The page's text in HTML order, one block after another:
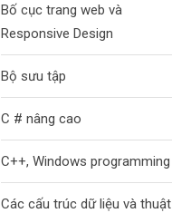
Bố cục trang web và
Responsive Design
Bộ sưu tập
C # nâng cao
C++, Windows programming
Các cấu trúc dữ liệu và thuật